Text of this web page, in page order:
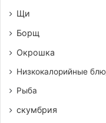
Щи
Борщ
Окрошка
Низкокалорийные
Рыба
скумбрия